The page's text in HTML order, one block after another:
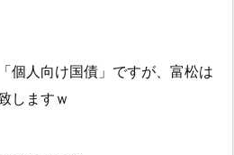
個人向け国債」ですが、富松は
しますｗ